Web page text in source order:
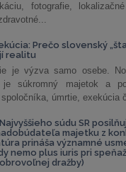
fotografie,
Prečo slovenský
realitu
je výzva samo osebe.
súkromný majetok a
spoločníka, úmrtie, exekúcia
súdu SR
majetku z
prináša významné
nemo plus iuris pri
dražby)